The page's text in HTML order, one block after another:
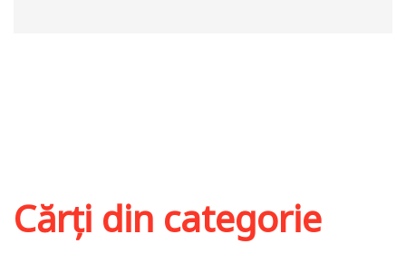
Cărți din categorie